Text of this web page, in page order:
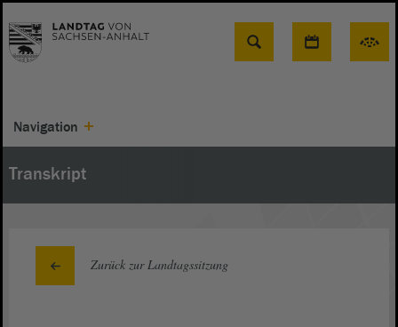
Suche
Navigation
Transkript
Zurück zur Landtagssitzung